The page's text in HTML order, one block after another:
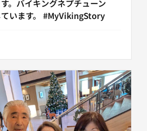
。バイキングネプチューン
います。 #MyVikingStory